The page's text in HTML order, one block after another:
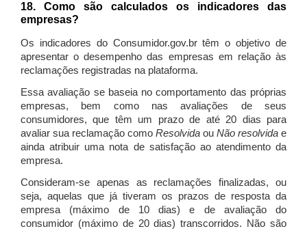
18. Como são calculados os indicadores das
empresas?
Os indicadores do Consumidor.gov.br têm o objetivo de
apresentar o desempenho das empresas em relação às
reclamações registradas na plataforma.
Essa avaliação se baseia no comportamento das próprias
empresas, bem como nas avaliações de seus
consumidores, que têm um prazo de até 20 dias para
avaliar sua reclamação como Resolvida ou Não resolvida e
ainda atribuir uma nota de satisfação ao atendimento da
empresa.
Consideram-se apenas as reclamações finalizadas, ou
seja, aquelas que já tiveram os prazos de resposta da
empresa (máximo de 10 dias) e de avaliação do
consumidor (máximo de 20 dias) transcorridos. Não são